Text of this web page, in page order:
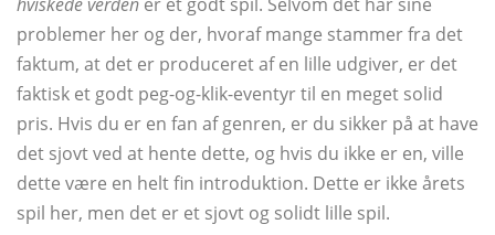
problemer her og der, hvoraf mange stammer fra det
faktum, at det er produceret af en lille udgiver, er det
faktisk et godt peg-og-klik-eventyr til en meget solid
pris. Hvis du er en fan af genren, er du sikker på at have
det sjovt ved at hente dette, og hvis du ikke er en, ville
dette være en helt fin introduktion. Dette er ikke årets
spil her, men det er et sjovt og solidt lille spil.